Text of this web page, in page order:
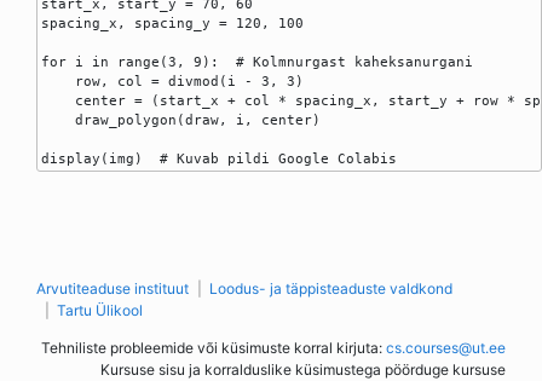
spacing_x, spacing_y = 120, 100
for i in range(3, 9):  # Kolmnurgast kaheksanurgani
    row, col = divmod(i - 3, 3)
center = (start_x + col * spacing_x, start_y + row *
    draw_polygon(draw, i, center)
Arvutiteaduse instituut
Loodus- ja täppisteaduste valdkond
Tartu Ülikool
Tehniliste probleemide või küsimuste korral kirjuta: cs.courses@ut.ee
Kursuse sisu ja korralduslike küsimustega pöörduge kursuse